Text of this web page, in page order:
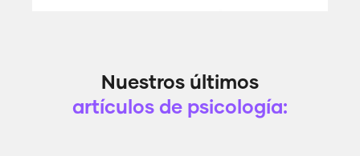
Nuestros últimos
artículos de psicología: